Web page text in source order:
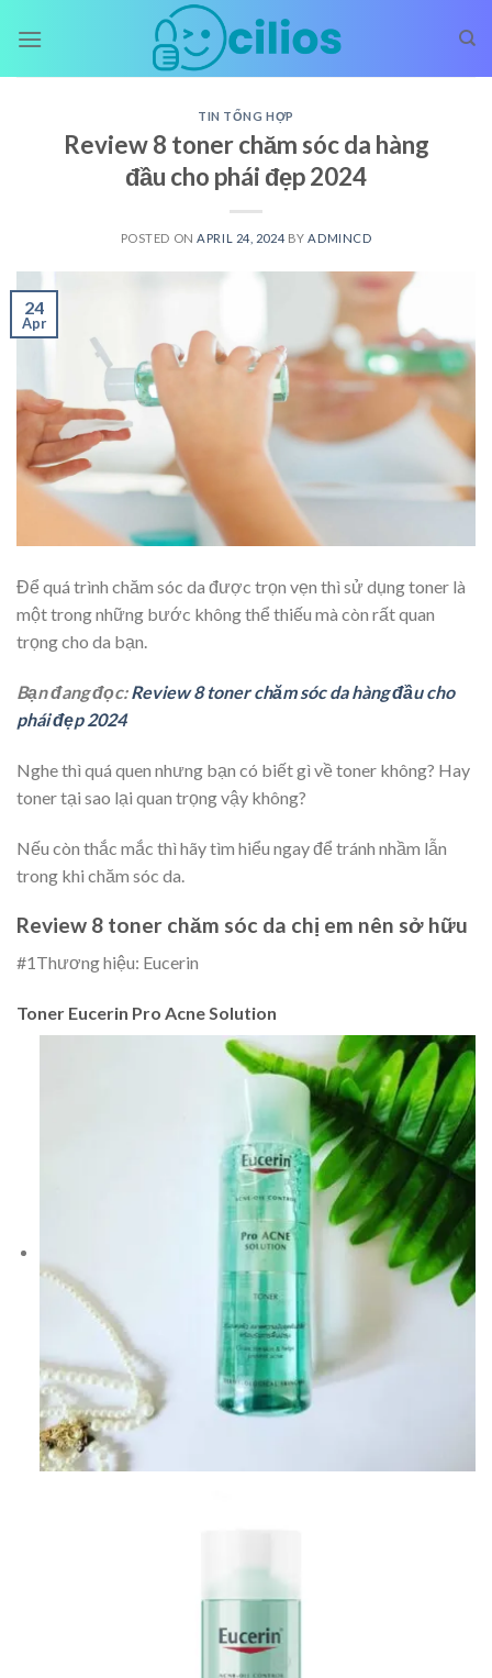
TIN TỔNG HỢP
Review 8 toner chăm sóc da hàng
đầu cho phái đẹp 2024
POSTED ON APRIL 24, 2024 BY ADMINCD
24
Apr
Để quá trình chăm sóc da được trọn vẹn thì sử dụng toner là
một trong những bước không thể thiếu mà còn rất quan
trọng cho da bạn.
Bạn đang đọc:Review 8 toner chăm sóc da hàng đầu cho
phái đẹp 2024
Nghe thì quá quen nhưng bạn có biết gì về toner không? Hay
toner tại sao lại quan trọng vậy không?
Nếu còn thắc mắc thì hãy tìm hiểu ngay để tránh nhầm lẫn
trong khi chăm sóc da.
Review 8 toner chăm sóc da chị em nên sở hữu
#1Thương hiệu: Eucerin
Toner Eucerin Pro Acne Solution